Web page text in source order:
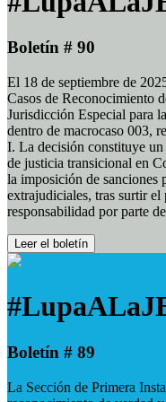
Boletín # 90
El 18 de septiembre de
Casos de Reconocimiento
Jurisdicción Especial para
dentro de macrocaso 003,
I. La decisión constituye
de justicia transicional en
la imposición de sanciones
extrajudiciales, tras surtir
responsabilidad por parte
Leer el boletín
Boletín # 89
La Sección de Primera